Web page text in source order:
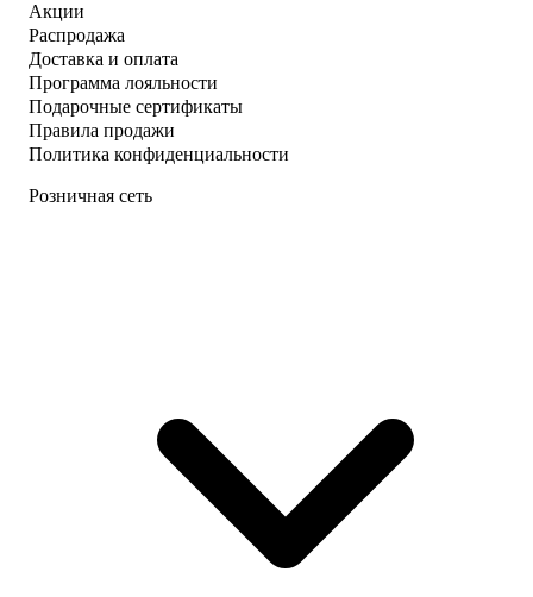
Акции
Распродажа
Доставка и оплата
Программа лояльности
Подарочные сертификаты
Правила продажи
Политика конфиденциальности
Розничная сеть